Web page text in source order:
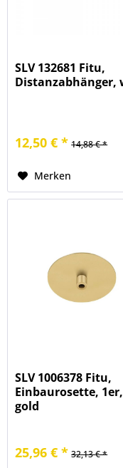
SLV 132681 Fitu,
Distanzabhänger,
12,50 € * 14,88 € *
Merken
SLV 1006378 Fitu,
Einbaurosette, 1er,
gold
25,96 € * 32,13 € *